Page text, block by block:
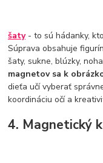
šaty- to sú hádanky,
Súprava obsahuje
šaty, sukne, blúzky,
magnetov sa k
dieťa učí vyberať
koordináciu očí a
4. Magnetický